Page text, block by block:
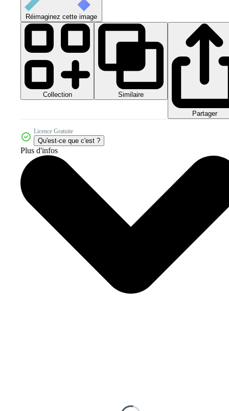
Réimaginez cette image
Collection Similaire
Partager
Licence Gratuite
Qu'est-ce que c'est ?
Plus d'infos